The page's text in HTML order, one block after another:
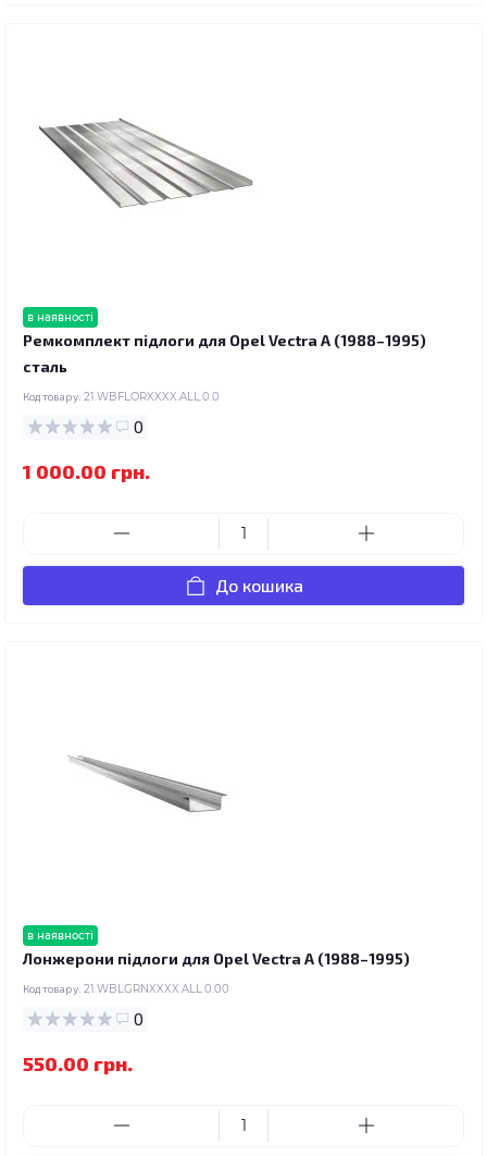
в наявності
Ремкомплект підлоги для Opel Vectra A (1988–1995)
сталь
Код товару: 21.WBFLORXXXX.ALL.0.0
0
1 000.00 грн.
До кошика
в наявності
Лонжерони підлоги для Opel Vectra A (1988–1995)
Код товару: 21.WBLGRNXXXX.ALL.0.00
0
550.00 грн.